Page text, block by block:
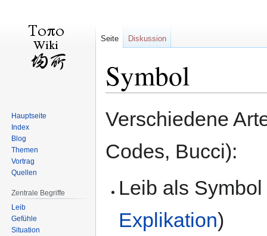
Symbol
Navigation
Suche
Verschiedene
Codes, Bucci):
Leib als
Explikation)
Seite Diskussion
Hauptseite
Index
Blog
Themen
Vortrag
Quellen
Zentrale Begriffe
Leib
Gefühle
Situation